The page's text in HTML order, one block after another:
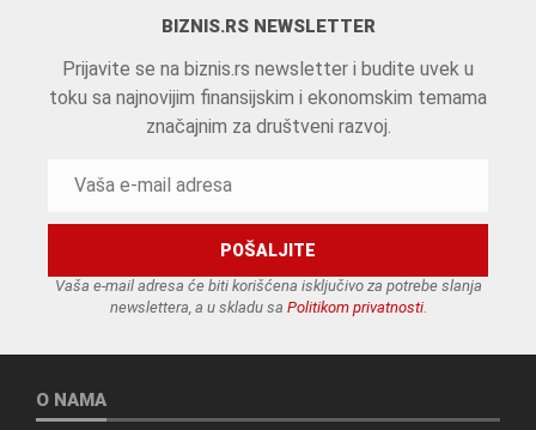
BIZNIS.RS NEWSLETTER
Prijavite se na biznis.rs newsletter i budite uvek u
toku sa najnovijim finansijskim i ekonomskim temama
značajnim za društveni razvoj.
Vaša e-mail adresa će biti korišćena isključivo za potrebe slanja
newslettera, a u skladu sa Politikom privatnosti.
O NAMA